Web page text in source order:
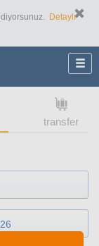
Detaylı
transfer